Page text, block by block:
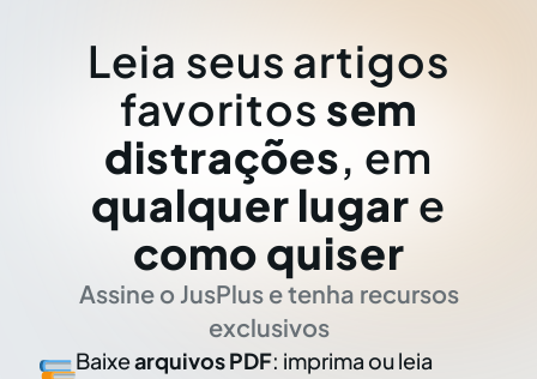
Leia seus artigos
favoritos sem
distrações, em
qualquer lugar e
como quiser
Assine o JusPlus e tenha recursos
exclusivos
Baixearquivos PDF: imprima ou leia